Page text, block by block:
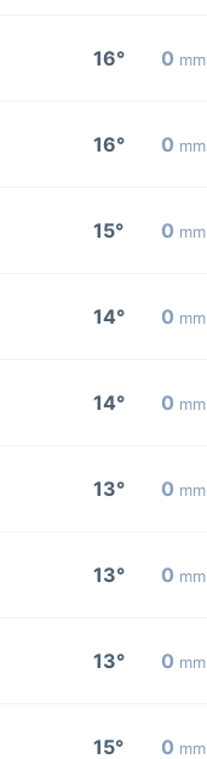
16° 0 mm
16° 0 mm
15° 0 mm
14° 0 mm
14° 0 mm
13° 0 mm
13° 0 mm
13° 0 mm
15° 0 mm